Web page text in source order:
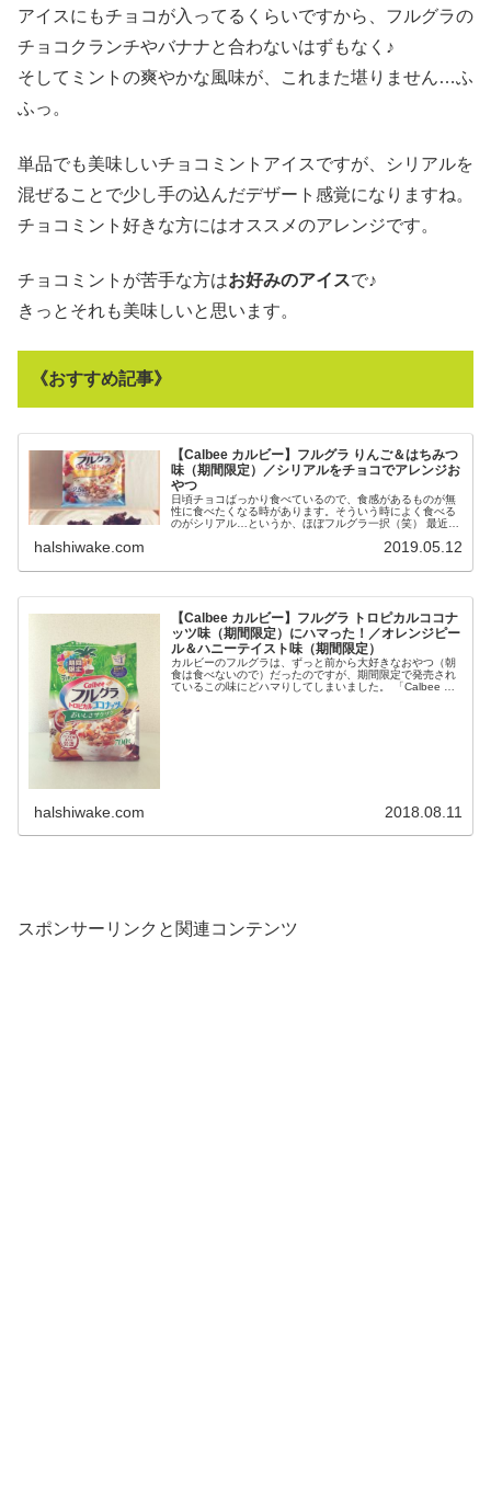
アイスにもチョコが入ってるくらいですから、フルグラの
チョコクランチやバナナと合わないはずもなく♪
そしてミントの爽やかな風味が、これまた堪りません…ふ
ふっ。
単品でも美味しいチョコミントアイスですが、シリアルを
混ぜることで少し手の込んだデザート感覚になりますね。
チョコミント好きな方にはオススメのアレンジです。
チョコミントが苦手な方はお好みのアイスで♪
きっとそれも美味しいと思います。
《おすすめ記事》
【Calbee カルビー】フルグラ りんご＆はちみつ
味（期間限定）／シリアルをチョコでアレンジお
やつ
日頃チョコばっかり食べているので、食感があるものが無
性に食べたくなる時があります。そういう時によく食べる
のがシリアル…というか、ほぼフルグラ一択（笑） 最近で
halshiwake.com 2019.05.12
【Calbee カルビー】フルグラ トロピカルココナ
ッツ味（期間限定）にハマった！／オレンジピー
ル＆ハニーテイスト味（期間限定）
カルビーのフルグラは、ずっと前から大好きなおやつ（朝
食は食べないので）だったのですが、期間限定で発売され
ているこの味にどハマりしてしまいました。 「Calbee カ
halshiwake.com 2018.08.11
スポンサーリンクと関連コンテンツ